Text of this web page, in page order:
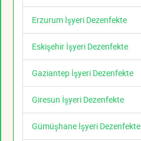
Erzurum İşyeri Dezenfekte
Eskişehir İşyeri Dezenfekte
Gaziantep İşyeri Dezenfekte
Giresun İşyeri Dezenfekte
Gümüşhane İşyeri Dezenfekte